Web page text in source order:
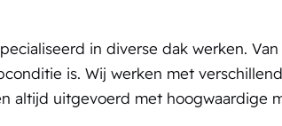
in diverse dak werken.
is. Wij werken met
altijd uitgevoerd met hoogwaardige